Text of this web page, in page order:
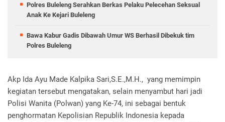
Polres Buleleng Serahkan Berkas Pelaku Pelecehan Seksual
Anak Ke Kejari Buleleng
Bawa Kabur Gadis Dibawah Umur WS Berhasil Dibekuk tim
Polres Buleleng
Akp Ida Ayu Made Kalpika Sari,S.E.,M.H., yang memimpin
kegiatan tersebut mengatakan, selain menyambut hari jadi
Polisi Wanita (Polwan) yang Ke-74, ini sebagai bentuk
penghormatan Kepolisian Republik Indonesia kepada